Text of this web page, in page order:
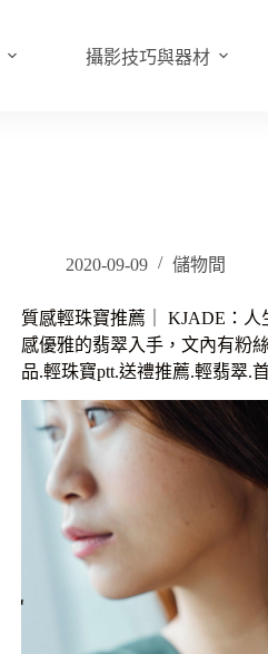
攝影技巧與器材
2020-09-09 儲物間
質感輕珠寶推薦｜ KJADE：
感優雅的翡翠入手，文內有粉
品.輕珠寶ptt.送禮推薦.輕翡翠.